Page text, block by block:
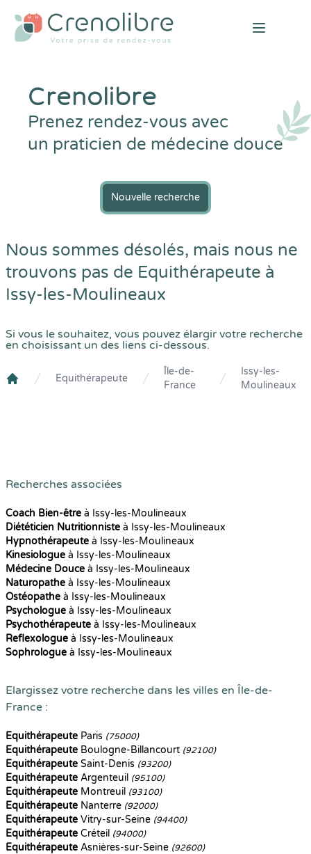
Open
Crenolibre
Prenez rendez-vous avec
un praticien de médecine douce
Nouvelle recherche
Nous sommes désolés, mais nous ne
trouvons pas de Equithérapeute à
Issy-les-Moulineaux
Si vous le souhaitez, vous pouvez élargir votre recherche
en choisissant un des liens ci-dessous.
Equithérapeute
Île-de-
France
Issy-les-
Moulineaux
Recherches associées
Coach Bien-être à Issy-les-Moulineaux
Diététicien Nutritionniste à Issy-les-Moulineaux
Hypnothérapeute à Issy-les-Moulineaux
Kinesiologue à Issy-les-Moulineaux
Médecine Douce à Issy-les-Moulineaux
Naturopathe à Issy-les-Moulineaux
Ostéopathe à Issy-les-Moulineaux
Psychologue à Issy-les-Moulineaux
Psychothérapeute à Issy-les-Moulineaux
Reflexologue à Issy-les-Moulineaux
Sophrologue à Issy-les-Moulineaux
Elargissez votre recherche dans les villes en Île-de-
France :
Equithérapeute Paris (75000)
Equithérapeute Boulogne-Billancourt (92100)
Equithérapeute Saint-Denis (93200)
Equithérapeute Argenteuil (95100)
Equithérapeute Montreuil (93100)
Equithérapeute Nanterre (92000)
Equithérapeute Vitry-sur-Seine (94400)
Equithérapeute Créteil (94000)
Equithérapeute Asnières-sur-Seine (92600)